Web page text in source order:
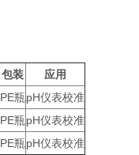
包装
应用
PE瓶pH仪表校准
PE瓶pH仪表校准
PE瓶pH仪表校准